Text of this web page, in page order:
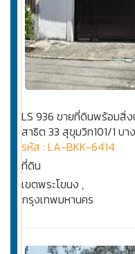
LS 936 ขายที่ดินพร้อมสิ่
สาธิต 33 สุขุมวิท101/1 บา
รหัส : LA-BKK-6414
ที่ดิน
เขตพระโขนง ,
กรุงเทพมหานคร